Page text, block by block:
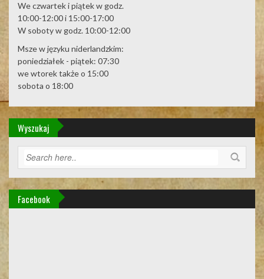
We czwartek i piątek w godz.
10:00-12:00 i 15:00-17:00
W soboty w godz. 10:00-12:00
Msze w języku niderlandzkim:
poniedziałek - piątek: 07:30
we wtorek także o 15:00
sobota o 18:00
Wyszukaj
Facebook